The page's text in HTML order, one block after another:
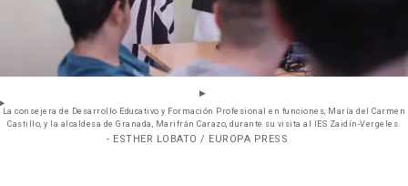
La consejera de Desarrollo Educativo y Formación Profesional en funciones, María del Carmen
Castillo, y la alcaldesa de Granada, Marifrán Carazo, durante su visita al IES Zaidín-Vergeles.
- ESTHER LOBATO / EUROPA PRESS